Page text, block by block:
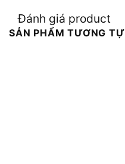
Đánh giá product
SẢN PHẨM TƯƠNG TỰ